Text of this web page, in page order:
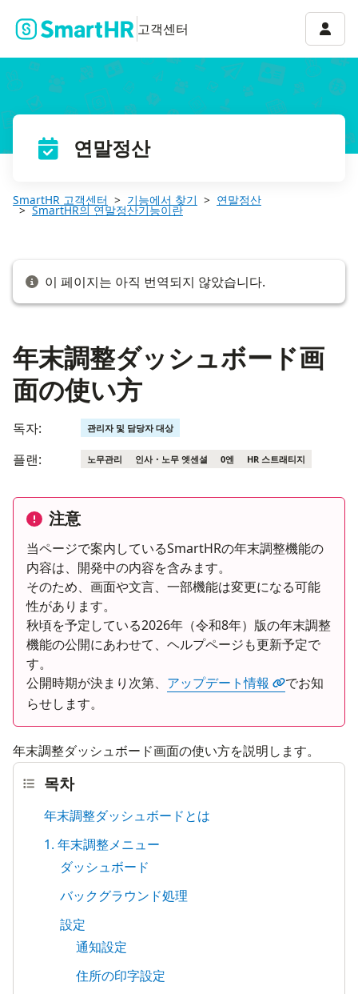
고객센터 계정
연말정산
SmartHR 고객센터 기능에서 찾기 연말정산
SmartHR의 연말정산기능이란
이 페이지는 아직 번역되지 않았습니다.
年末調整ダッシュボード画
面の使い方
독자: 관리자 및 담당자 대상
플랜: 노무관리 인사・노무 엣센셜 0엔 HR 스트래티지
注意
当ページで案内しているSmartHRの年末調整機能の
内容は、開発中の内容を含みます。
そのため、画面や文言、一部機能は変更になる可能
性があります。
秋頃を予定している2026年（令和8年）版の年末調整
機能の公開にあわせて、ヘルプページも更新予定で
す。
公開時期が決まり次第、 アップデート情報
でお知
らせします。
年末調整ダッシュボード画面の使い方を説明します。
목차
年末調整ダッシュボードとは
1. 年末調整メニュー
ダッシュボード
バックグラウンド処理
設定
通知設定
住所の印字設定